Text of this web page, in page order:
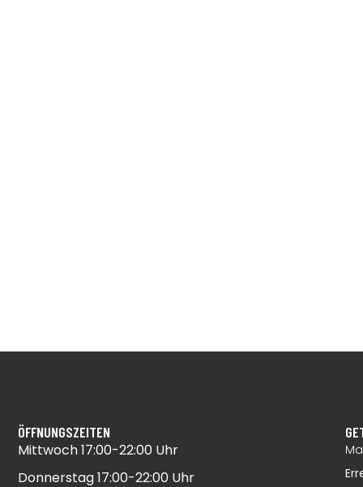
ÖFFNUNGSZEITEN
Mittwoch 17:00-22:00 Uhr​
Donnerstag 17:00-22:00 Uhr​